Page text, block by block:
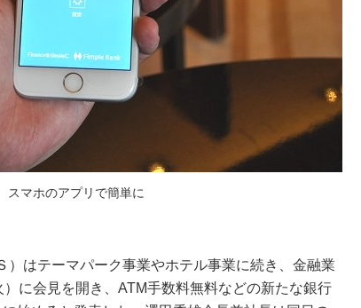
スマホのアプリで簡単に
はテーマパーク事業やホテル事業に続き、金融業
に会見を開き、ATM手数料無料などの新たな銀行